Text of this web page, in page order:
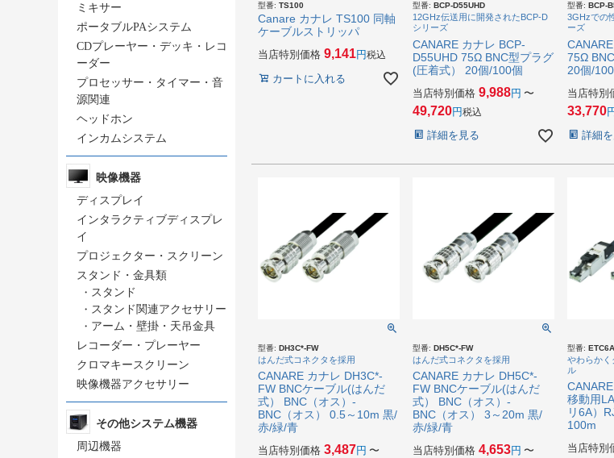
ミキサー
ポータブルPAシステム
CDプレーヤー・デッキ・レコ
ーダー
プロセッサー・タイマー・音
源関連
ヘッドホン
インカムシステム
映像機器
ディスプレイ
インタラクティブディスプレ
イ
プロジェクター・スクリーン
スタンド・金具類
・ スタンド
・ スタンド関連アクセサリー
・ アーム・壁掛・天吊金具
レコーダー・プレーヤー
クロマキースクリーン
映像機器アクセサリー
その他システム機器
周辺機器
型番: TS100
Canare カナレ TS100 同軸
ケーブルストリッパ
当店特別価格 9,141 税込
カートに入れる
型番: BCP-D55UHD
12GHz伝送用に開発されたBCP-D
シリーズ
CANARE カナレ BCP-
D55UHD 75Ω BNC型プラグ
(圧着式） 20個/100個
当店特別価格 9,988 〜
49,720 税込
詳細を見る
型番: BCP-
3GHzでの
ーズ
75Ω
20個/
当店特別
33,770
詳細
型番: DH3C*-FW
はんだ式コネクタを採用
CANARE カナレ DH3C*-
FW BNCケーブル(はんだ
式） BNC（オス）-
BNC（オス） 0.5～10m 黒/
赤/緑/青
当店特別価格 3,487 〜
型番: DH5C*-FW
はんだ式コネクタを採用
CANARE カナレ DH5C*-
FW BNCケーブル(はんだ
式） BNC（オス）-
BNC（オス） 3～20m 黒/
赤/緑/青
当店特別価格 4,653 〜
型番:
やわらかく
ル
移動用
リ6A）
100m
当店特別